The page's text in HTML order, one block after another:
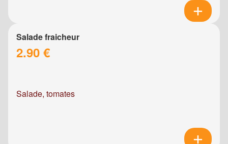
Salade fraicheur
2.90 €
Salade, tomates